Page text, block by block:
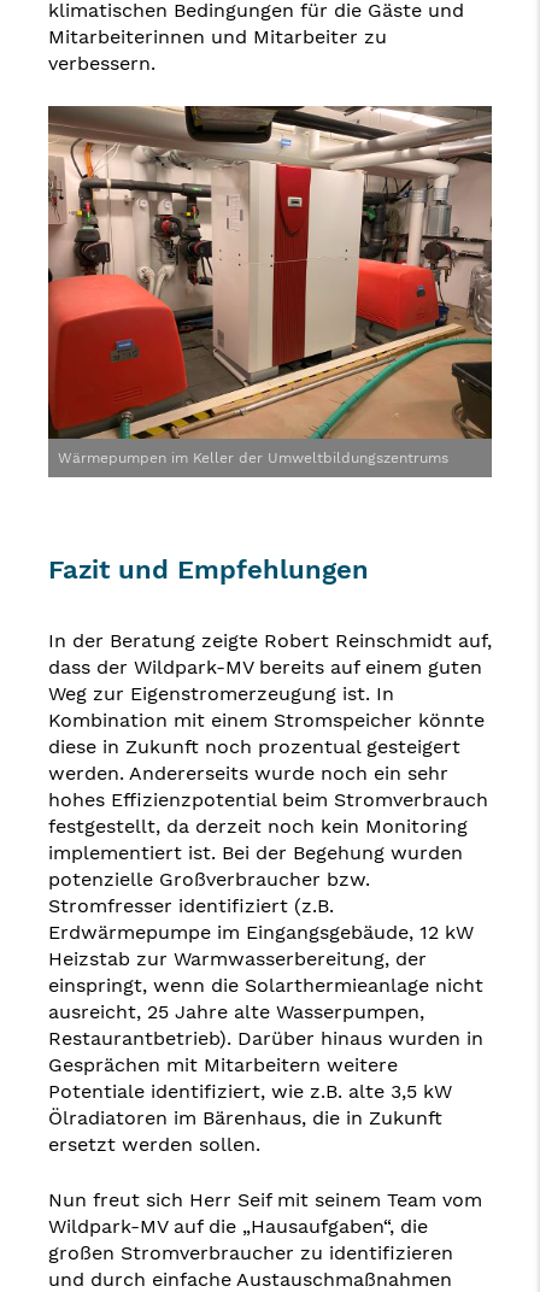
klimatischen Bedingungen für die Gäste und
Mitarbeiterinnen und Mitarbeiter zu
verbessern.
Wärmepumpen im Keller der Umweltbildungszentrums
Fazit und Empfehlungen
In der Beratung zeigte Robert Reinschmidt auf,
dass der Wildpark-MV bereits auf einem guten
Weg zur Eigenstromerzeugung ist. In
Kombination mit einem Stromspeicher könnte
diese in Zukunft noch prozentual gesteigert
werden. Andererseits wurde noch ein sehr
hohes Effizienzpotential beim Stromverbrauch
festgestellt, da derzeit noch kein Monitoring
implementiert ist. Bei der Begehung wurden
potenzielle Großverbraucher bzw.
Stromfresser identifiziert (z.B.
Erdwärmepumpe im Eingangsgebäude, 12 kW
Heizstab zur Warmwasserbereitung, der
einspringt, wenn die Solarthermieanlage nicht
ausreicht, 25 Jahre alte Wasserpumpen,
Restaurantbetrieb). Darüber hinaus wurden in
Gesprächen mit Mitarbeitern weitere
Potentiale identifiziert, wie z.B. alte 3,5 kW
Ölradiatoren im Bärenhaus, die in Zukunft
ersetzt werden sollen.
Nun freut sich Herr Seif mit seinem Team vom
Wildpark-MV auf die „Hausaufgaben“, die
großen Stromverbraucher zu identifizieren
und durch einfache Austauschmaßnahmen